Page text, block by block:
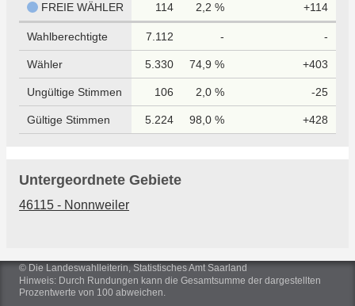
FREIE WÄHLER 114 2,2 % +114
Wahlberechtigte 7.112 - -
Wähler 5.330 74,9 % +403
Ungültige Stimmen 106 2,0 % -25
Gültige Stimmen 5.224 98,0 % +428
Untergeordnete Gebiete
46115 - Nonnweiler
© Die Landeswahlleiterin, Statistisches Amt Saarland
Hinweis: Durch Rundungen kann die Gesamtsumme der dargestellten
Prozentwerte von 100 abweichen.